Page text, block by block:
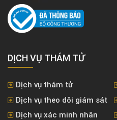
DỊCH VỤ THÁM TỬ
Dịch vụ thám tử
Dịch vụ theo dõi giám sát
Dịch vụ xác minh nhân